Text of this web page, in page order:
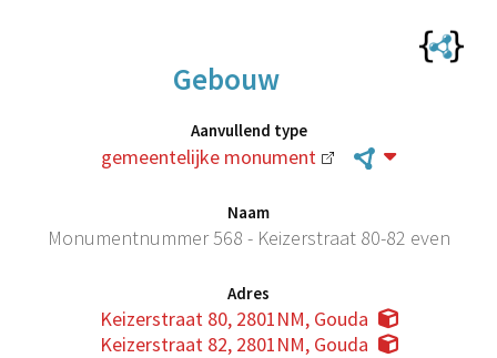
Gebouw
Aanvullend type
gemeentelijke monument
Naam
Monumentnummer 568 - Keizerstraat 80-82 even
Adres
Keizerstraat 80, 2801NM, Gouda
Keizerstraat 82, 2801NM, Gouda